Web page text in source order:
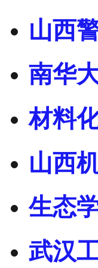
山西
南华
材料
山西
生态
武汉